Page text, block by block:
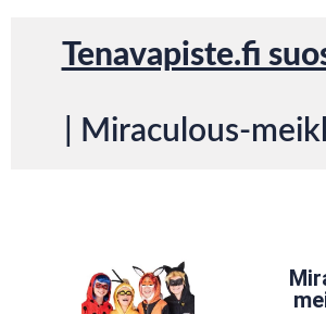
Tenavapiste.fi
| Miraculous-